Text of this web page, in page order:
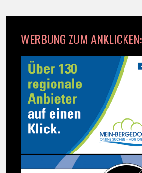
WERBUNG ZUM ANKLICKEN: